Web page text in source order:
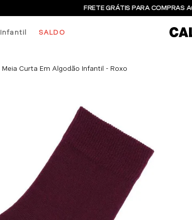
FRETE GRÁTIS PARA COMPRAS
Infantil SALDO
Meia Curta Em Algodão Infantil - Roxo